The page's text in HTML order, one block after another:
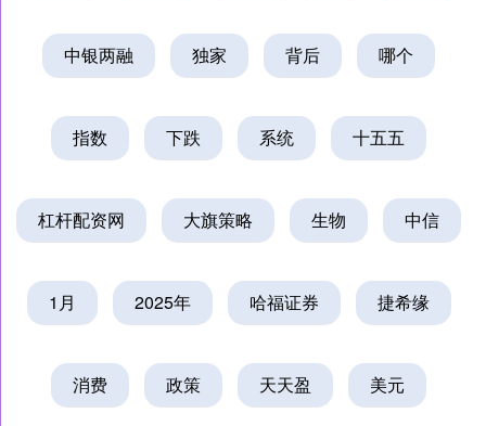
中银两融 独家 背后 哪个
指数 下跌 系统 十五五
杠杆配资网 大旗策略 生物 中信
1月 2025年 哈福证券 捷希缘
消费 政策 天天盈 美元